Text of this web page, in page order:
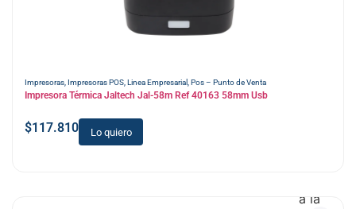
Impresoras Impresoras POS Linea Empresarial Pos – Punto de Venta
Impresora Térmica Jaltech Jal-58m Ref 40163 58mm Usb
$117.810 Lo quiero
a la